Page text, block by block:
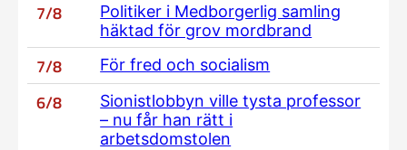
7/8
Politiker i Medborgerlig samling
häktad för grov mordbrand
7/8 För fred och socialism
6/8
Sionistlobbyn ville tysta professor
– nu får han rätt i
arbetsdomstolen